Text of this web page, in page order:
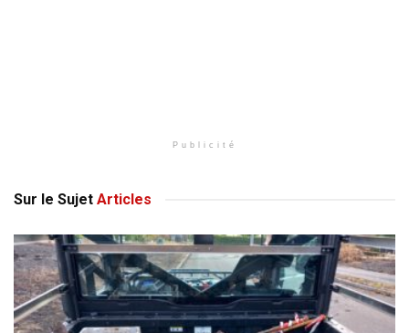
Publicité
Sur le Sujet Articles